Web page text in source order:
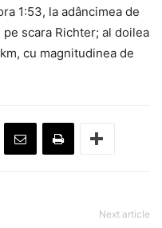
1:53, la adâncimea de
scara Richter; al doilea
cu magnitudinea de
Next article